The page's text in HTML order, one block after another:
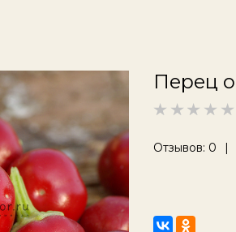
Перец
Отзывов: 0